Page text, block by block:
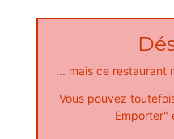
Nos
moyenne
... mais ce restaurant
Vous pouvez
Emporter"